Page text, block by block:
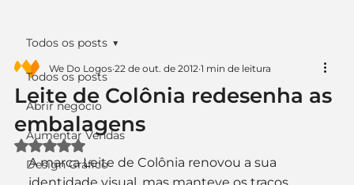
Todos os posts
Abrir negócio
Aumentar Vendas
Design Gráfico
Todos os posts
Leite de Colônia redesenha as
embalagens
We Do Logos 22 de out. de 2012 1 min de leitura
Avaliado com NaN de 5 estrelas.
A marca Leite de Colônia renovou a sua